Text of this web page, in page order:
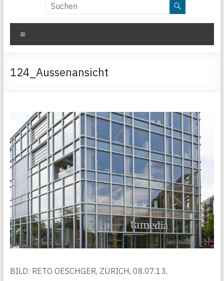
124_Aussenansicht
BILD: RETO OESCHGER, ZÜRICH, 08.07.13,